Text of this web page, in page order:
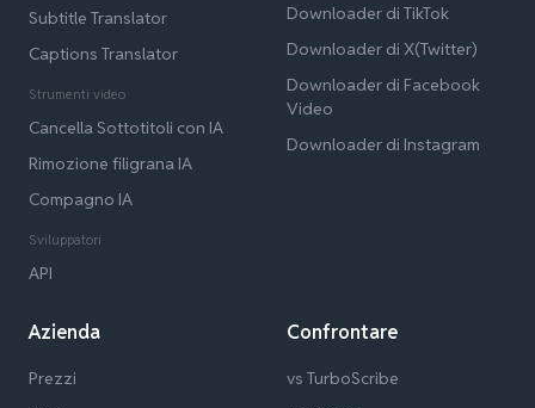
Subtitle Translator
Captions Translator
Strumenti video
Cancella Sottotitoli con IA
Rimozione filigrana IA
Compagno IA
Sviluppatori
API
Downloader di TikTok
Downloader di X(Twitter)
Downloader di Facebook
Video
Downloader di Instagram
Azienda
Prezzi
Confrontare
vs TurboScribe